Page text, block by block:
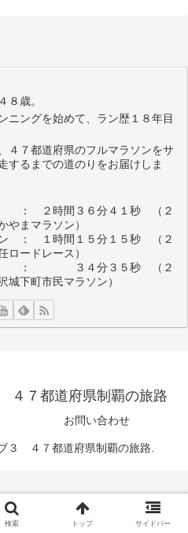
８歳。
ニングを始めて、ラン歴１８年目
４７都道府県のフルマラソンをサ
するまでの道のりをお届けしま
： ２時間３６分４１秒 （２
まマラソン）
ン ： １時間１５分１５秒 （２
ードレース）
： ３４分３５秒 （２
城下町市民マラソン）
７都道府県制覇の旅路
お問い合わせ
４７都道府県制覇の旅路.
検索 トップ サイドバー